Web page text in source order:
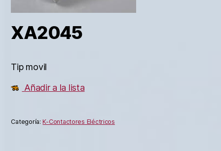
XA2045
Tip movil
Añadir a la lista
Categoría:K-Contactores Eléctricos